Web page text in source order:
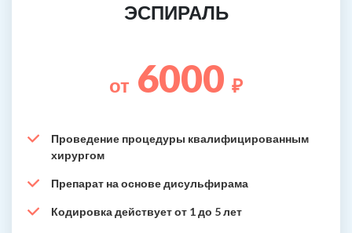
ЭСПИРАЛЬ
от 6000 ₽
Проведение процедуры квалифицированным
хирургом
Препарат на основе дисульфирама
Кодировка действует от 1 до 5 лет